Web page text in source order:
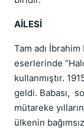
AİLESİ
Tam adı
eserlerinde
kullanmıştır.
geldi. Babası,
mütareke
ülkenin